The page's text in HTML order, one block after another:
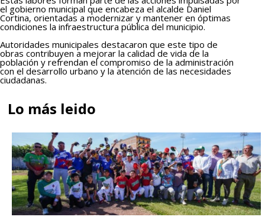
el gobierno municipal que encabeza el alcalde Daniel
Cortina, orientadas a modernizar y mantener en óptimas
condiciones la infraestructura pública del municipio.
Autoridades municipales destacaron que este tipo de
obras contribuyen a mejorar la calidad de vida de la
población y refrendan el compromiso de la administración
con el desarrollo urbano y la atención de las necesidades
ciudadanas.
Lo más leido